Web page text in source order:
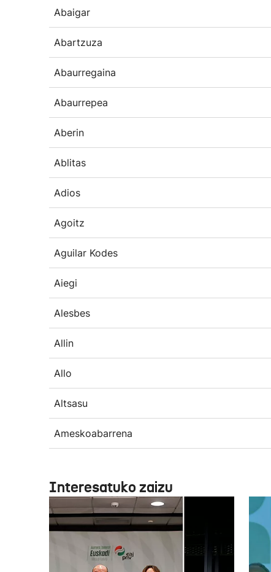
Abaigar
Abartzuza
Abaurregaina
Abaurrepea
Aberin
Ablitas
Adios
Agoitz
Aguilar Kodes
Aiegi
Alesbes
Allin
Allo
Altsasu
Ameskoabarrena
Interesatuko zaizu